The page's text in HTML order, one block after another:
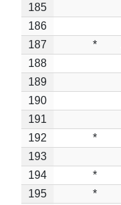
185
186
187
*
188
189
190
191
192
*
193
194
*
195
*